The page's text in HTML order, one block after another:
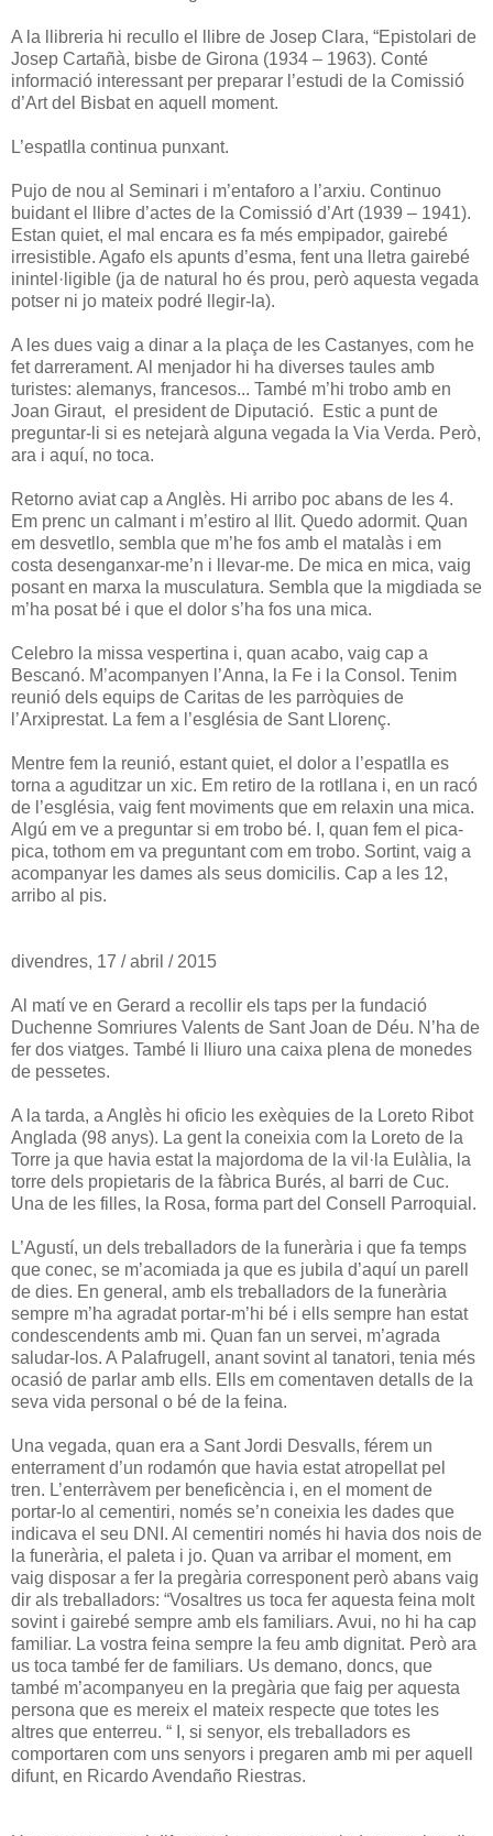
A la llibreria hi recullo el llibre de Josep Clara, “Epistolari de
Josep Cartañà, bisbe de Girona (1934 – 1963). Conté
informació interessant per preparar l’estudi de la Comissió
d’Art del Bisbat en aquell moment.
L’espatlla continua punxant.
Pujo de nou al Seminari i m’entaforo a l’arxiu. Continuo
buidant el llibre d’actes de la Comissió d’Art (1939 – 1941).
Estan quiet, el mal encara es fa més empipador, gairebé
irresistible. Agafo els apunts d’esma, fent una lletra gairebé
inintel·ligible (ja de natural ho és prou, però aquesta vegada
potser ni jo mateix podré llegir-la).
A les dues vaig a dinar a la plaça de les Castanyes, com he
fet darrerament. Al menjador hi ha diverses taules amb
turistes: alemanys, francesos... També m’hi trobo amb en
Joan Giraut, el president de Diputació. Estic a punt de
preguntar-li si es netejarà alguna vegada la Via Verda. Però,
ara i aquí, no toca.
Retorno aviat cap a Anglès. Hi arribo poc abans de les 4.
Em prenc un calmant i m’estiro al llit. Quedo adormit. Quan
em desvetllo, sembla que m’he fos amb el matalàs i em
costa desenganxar-me’n i llevar-me. De mica en mica, vaig
posant en marxa la musculatura. Sembla que la migdiada se
m’ha posat bé i que el dolor s’ha fos una mica.
Celebro la missa vespertina i, quan acabo, vaig cap a
Bescanó. M’acompanyen l’Anna, la Fe i la Consol. Tenim
reunió dels equips de Caritas de les parròquies de
l’Arxiprestat. La fem a l’església de Sant Llorenç.
Mentre fem la reunió, estant quiet, el dolor a l’espatlla es
torna a aguditzar un xic. Em retiro de la rotllana i, en un racó
de l’església, vaig fent moviments que em relaxin una mica.
Algú em ve a preguntar si em trobo bé. I, quan fem el pica-
pica, tothom em va preguntant com em trobo. Sortint, vaig a
acompanyar les dames als seus domicilis. Cap a les 12,
arribo al pis.
divendres, 17 / abril / 2015
Al matí ve en Gerard a recollir els taps per la fundació
Duchenne Somriures Valents de Sant Joan de Déu. N’ha de
fer dos viatges. També li lliuro una caixa plena de monedes
de pessetes.
A la tarda, a Anglès hi oficio les exèquies de la Loreto Ribot
Anglada (98 anys). La gent la coneixia com la Loreto de la
Torre ja que havia estat la majordoma de la vil·la Eulàlia, la
torre dels propietaris de la fàbrica Burés, al barri de Cuc.
Una de les filles, la Rosa, forma part del Consell Parroquial.
L’Agustí, un dels treballadors de la funerària i que fa temps
que conec, se m’acomiada ja que es jubila d’aquí un parell
de dies. En general, amb els treballadors de la funerària
sempre m’ha agradat portar-m’hi bé i ells sempre han estat
condescendents amb mi. Quan fan un servei, m’agrada
saludar-los. A Palafrugell, anant sovint al tanatori, tenia més
ocasió de parlar amb ells. Ells em comentaven detalls de la
seva vida personal o bé de la feina.
Una vegada, quan era a Sant Jordi Desvalls, férem un
enterrament d’un rodamón que havia estat atropellat pel
tren. L’enterràvem per beneficència i, en el moment de
portar-lo al cementiri, només se’n coneixia les dades que
indicava el seu DNI. Al cementiri només hi havia dos nois de
la funerària, el paleta i jo. Quan va arribar el moment, em
vaig disposar a fer la pregària corresponent però abans vaig
dir als treballadors: “Vosaltres us toca fer aquesta feina molt
sovint i gairebé sempre amb els familiars. Avui, no hi ha cap
familiar. La vostra feina sempre la feu amb dignitat. Però ara
us toca també fer de familiars. Us demano, doncs, que
també m’acompanyeu en la pregària que faig per aquesta
persona que es mereix el mateix respecte que totes les
altres que enterreu. “ I, si senyor, els treballadors es
comportaren com uns senyors i pregaren amb mi per aquell
difunt, en Ricardo Avendaño Riestras.